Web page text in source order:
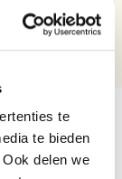
te
te bieden
delen we